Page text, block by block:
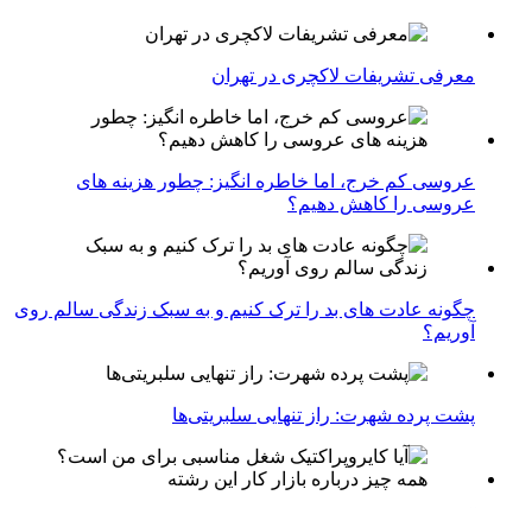
معرفی تشریفات لاکچری در تهران
عروسی کم خرج، اما خاطره انگیز: چطور هزینه های
عروسی را کاهش دهیم؟
چگونه عادت‌ های بد را ترک کنیم و به سبک زندگی سالم روی
آوریم؟
پشت پرده شهرت: راز تنهایی سلبریتی‌ها